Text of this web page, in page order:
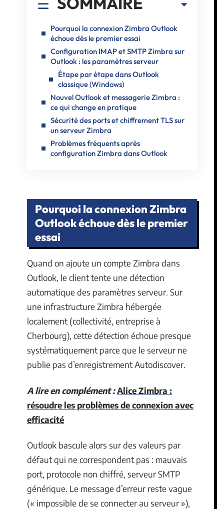
Pourquoi la connexion Zimbra Outlook
échoue dès le premier essai
Configuration IMAP et SMTP Zimbra sur
Outlook : les paramètres serveur
Étape par étape dans Outlook
classique (Windows)
Nouvel Outlook et messagerie Zimbra :
ce qui change en pratique
Sécurité des ports et chiffrement TLS sur
un serveur Zimbra
Problèmes fréquents après
configuration Zimbra dans Outlook
Pourquoi la connexion Zimbra
Outlook échoue dès le premier
essai
Quand on ajoute un compte Zimbra dans
Outlook, le client tente une détection
automatique des paramètres serveur. Sur
une infrastructure Zimbra hébergée
localement (collectivité, entreprise à
Cherbourg), cette détection échoue presque
systématiquement parce que le serveur ne
publie pas d’enregistrement Autodiscover.
A lire en complément :Alice Zimbra :
résoudre les problèmes de connexion avec
efficacité
Outlook bascule alors sur des valeurs par
défaut qui ne correspondent pas : mauvais
port, protocole non chiffré, serveur SMTP
générique. Le message d’erreur reste vague
(« impossible de se connecter au serveur »),